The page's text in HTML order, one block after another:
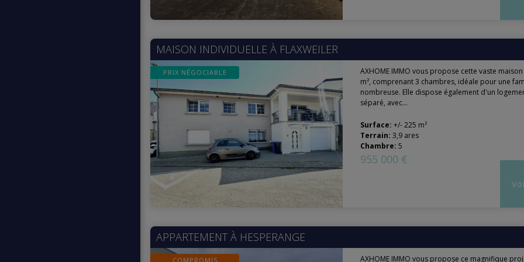
MAISON INDIVIDUELLE À FLAXWEILER
PRIX NÉGOCIABLE
AXHOME IMMO vous propose cette vaste
m², comprenant 3 chambres, idéale pour une
nombreuse. Elle dispose également d'un
séparé, avec...
Surface: +/- 225 m²
Terrain: 3,9 ares
Chambre: 5
955 000 €
APPARTEMENT À HESPERANGE
COMPROMIS AXHOME IMMO vous propose ce magnifique